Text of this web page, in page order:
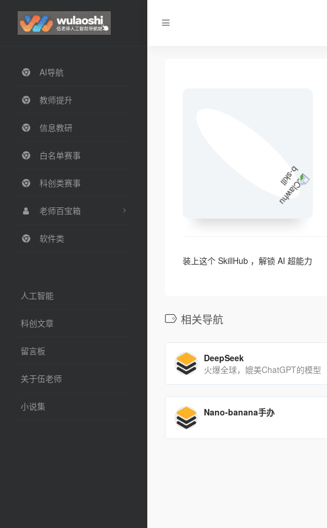
AI导航
教师提升
信息教研
白名单赛事
科创类赛事
老师百宝箱
软件类
人工智能
科创文章
留言板
关于伍老师
小说集
装上这个 SkillHub ，解锁 AI 超能力
相关导航
DeepSeek
火爆全球，媲美ChatGPT的模型
Nano-banana手办